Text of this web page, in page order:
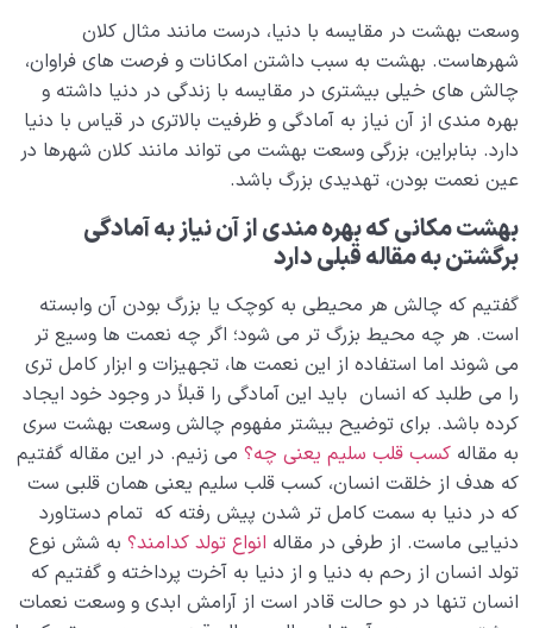
از خیال تا سلامت قلب
انسان در مرکز آفرینش 0/9
دیدار جهان غیب
وسعت بهشت در مقایسه با دنیا، درست مانند مثال کلان
شهرهاست. بهشت به سبب داشتن امکانات و فرصت های فراوان،
چالش های خیلی بیشتری در مقایسه با زندگی در دنیا داشته و
بهره مندی از آن نیاز به آمادگی و ظرفیت بالاتری در قیاس با دنیا
دارد. بنابراین، بزرگی وسعت بهشت می تواند مانند کلان شهرها در
عین نعمت بودن، تهدیدی بزرگ باشد.
بهشت مکانی که بهره مندی از آن نیاز به آمادگی
برگشتن به مقاله قبلی دارد
گفتیم که چالش هر محیطی به کوچک یا بزرگ بودن آن وابسته
است. هر چه محیط بزرگ تر می شود؛ اگر چه نعمت ها وسیع تر
می شوند اما استفاده از این نعمت ها، تجهیزات و ابزار کامل تری
را می طلبد که انسان باید این آمادگی را قبلاً در وجود خود ایجاد
کرده باشد. برای توضیح بیشتر مفهوم چالش وسعت بهشت سری
به مقاله کسب قلب سلیم یعنی چه؟ می زنیم. در این مقاله گفتیم
که هدف از خلقت انسان، کسب قلب سلیم یعنی همان قلبی ست
که در دنیا به سمت کامل تر شدن پیش رفته که تمام دستاورد
دنیایی ماست. از طرفی در مقاله انواع تولد کدامند؟ به شش نوع
تولد انسان از رحم به دنیا و از دنیا به آخرت پرداخته و گفتیم که
انسان تنها در دو حالت قادر است از آرامش ابدی و وسعت نعمات